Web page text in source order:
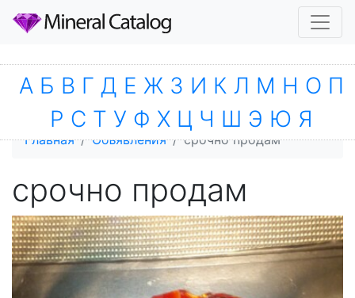
Главная Объявления срочно продам
срочно продам
А Б В Г Д Е Ж З И К Л М Н О П
Р С Т У Ф Х Ц Ч Ш Э Ю Я